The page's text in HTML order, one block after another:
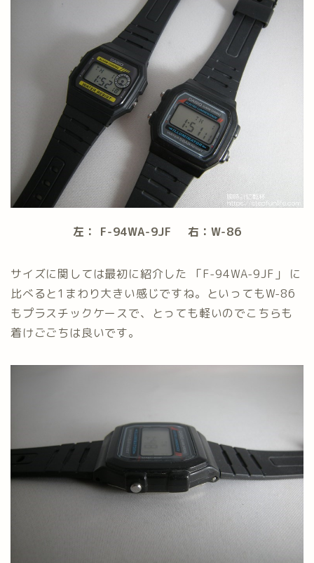
左： F-94WA-9JF 右：W-86
サイズに関しては最初に紹介した 「F-94WA-9JF」 に
比べると1まわり大きい感じですね。といってもW-86
もプラスチックケースで、とっても軽いのでこちらも
着けごごちは良いです。